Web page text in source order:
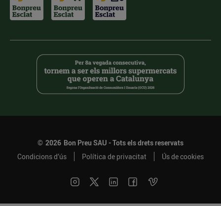
© 2026 Bon Preu SAU - Tots els drets reservats
Condicions d’ús
Política de privacitat Ús de cookies